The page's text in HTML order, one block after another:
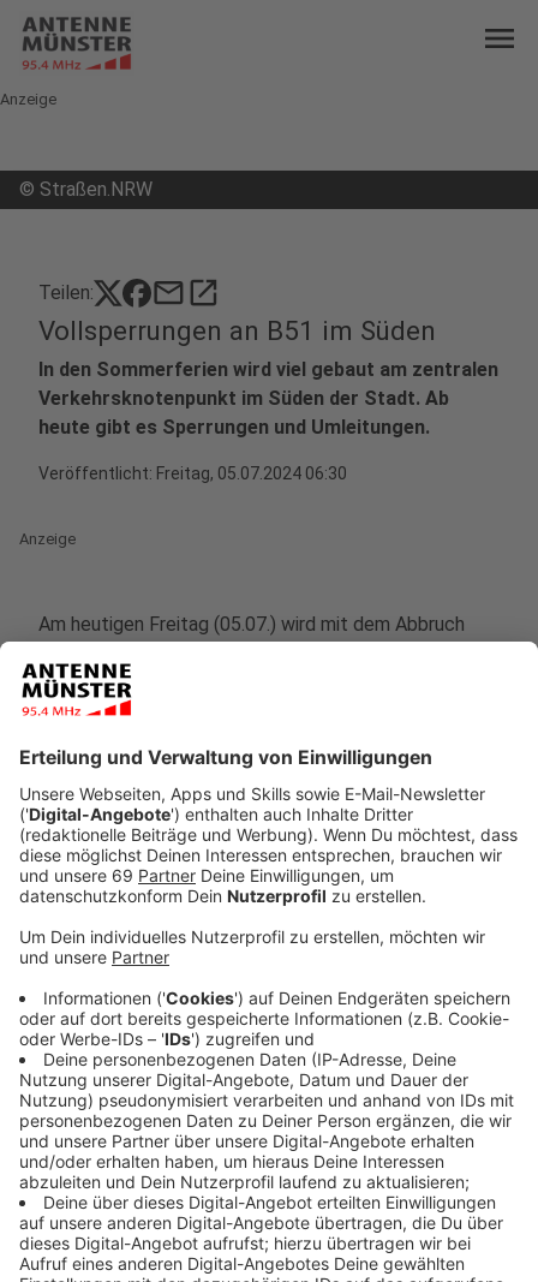
menu
Anzeige
© Straßen.NRW
Teilen: mailopen_in_new
Vollsperrungen an B51 im Süden
In den Sommerferien wird viel gebaut am zentralen
Verkehrsknotenpunkt im Süden der Stadt. Ab
heute gibt es Sperrungen und Umleitungen.
Veröffentlicht: Freitag, 05.07.2024 06:30
Anzeige
Am heutigen Freitag (05.07.) wird mit dem Abbruch
Umgehungstraße, der kleineren Brücke im
Knotenpunkt, begonnen. Daher kommt es ab 11 Uhr zu
Großbaustelle:
Anzeige
Für den Verkehr aus Richtung Mecklenbeck wird eine
Umleitungsstrecke über den Inselbogen / Metzer
Straße zur Umgehungsstraße ausgeschildert. Auch für
den Radverkehr werden Umleitungsstrecken
eingerichtet.
Anzeige
©Straßen.NRW
Der Verkehr aus Richtung Mecklenbeck kann nicht
mehr geradeaus über die Kreuzung Weseler Straße zur
Umgehungsstraße fahren. Eine Umleitung über den
Inselbogen / Metzer Straße wird ausgeschildert. Auch